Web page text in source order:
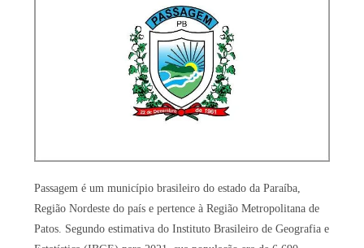
Passagem é um município brasileiro do estado da Paraíba,
Região Nordeste do país e pertence à Região Metropolitana de
Patos. Segundo estimativa do Instituto Brasileiro de Geografia e